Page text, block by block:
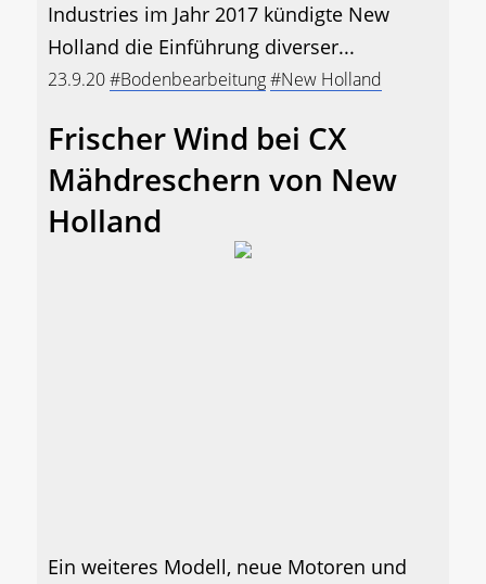
Industries im Jahr 2017 kündigte New
Holland die Einführung diverser...
23.9.20#Bodenbearbeitung#New Holland
Frischer Wind bei CX
Mähdreschern von New
Holland
Ein weiteres Modell, neue Motoren und